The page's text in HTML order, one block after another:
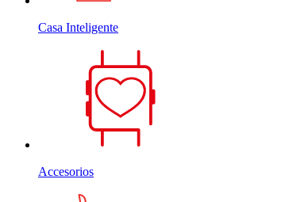
Casa Inteligente
Accesorios